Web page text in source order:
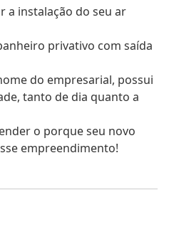
a instalação do seu ar
privativo com saída
do empresarial, possui
tanto de dia quanto a
o porque seu novo
empreendimento!